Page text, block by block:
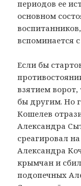
периодов ее
основном
вспоминается
Если бы
взятием
бы другим. Но
Кошелев
Александра
среагировал
Александра
крымчан и
подопечных